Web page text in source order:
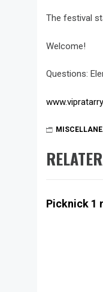
The festival
Welcome!
Questions:
Picknick 1